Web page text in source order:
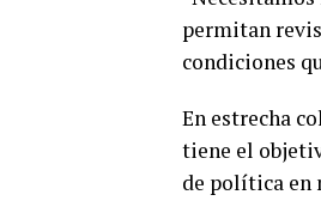
permitan
condiciones
En estrecha
tiene el
de política en